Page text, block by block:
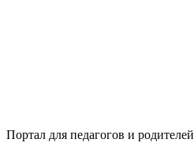
Портал для педагогов и родителей